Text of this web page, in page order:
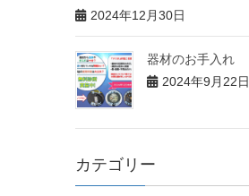
2024年12月30日
器材のお手入れ
2024年9月22日
カテゴリー